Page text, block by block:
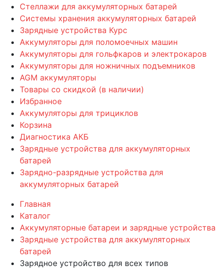
Стеллажи для аккумуляторных батарей
Системы хранения аккумуляторных батарей
Зарядные устройства Курс
Аккумуляторы для поломоечных машин
Аккумуляторы для гольфкаров и электрокаров
Аккумуляторы для ножничных подъемников
AGM аккумуляторы
Товары со скидкой (в наличии)
Избранное
Аккумуляторы для трициклов
Корзина
Диагностика АКБ
Зарядные устройства для аккумуляторных
батарей
Зарядно-разрядные устройства для
аккумуляторных батарей
Главная
Каталог
Аккумуляторные батареи и зарядные устройства
Зарядные устройства для аккумуляторных
батарей
Зарядное устройство для всех типов